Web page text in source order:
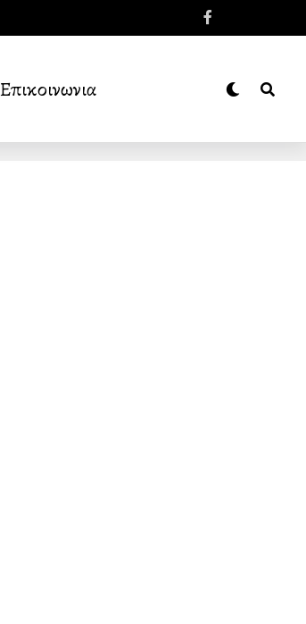
Επικοινωνια